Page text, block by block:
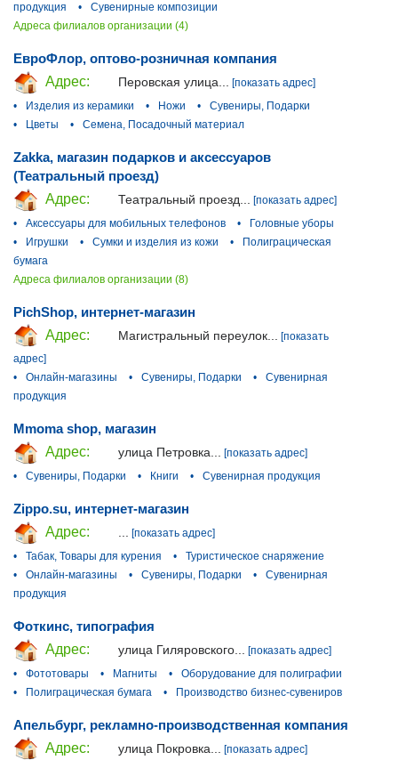
продукция
•
Сувенирные композиции
Адреса филиалов организации (4)
ЕвроФлор, оптово-розничная компания
Адрес:
Перовская улица...
[показать адрес]
•
Изделия из керамики • Ножи •
Сувениры, Подарки
•
Цветы • Семена, Посадочный материал
Zakka, магазин подарков и аксессуаров
(Театральный проезд)
Адрес:
Театральный проезд...
[показать адрес]
•
Аксессуары для мобильных телефонов •
Головные уборы
•
Игрушки • Сумки и изделия из кожи •
Полиграцическая
бумага
Адреса филиалов организации (8)
PichShop, интернет-магазин
Адрес:
Магистральный переулок...
[показать
адрес]
•
Онлайн-магазины • Сувениры, Подарки •
Сувенирная
продукция
Mmoma shop, магазин
Адрес:
улица Петровка... [показать адрес]
•
Сувениры, Подарки • Книги • Сувенирная продукция
Zippo.su, интернет-магазин
Адрес:
[показать адрес]
•
Табак, Товары для курения •
Туристическое снаряжение
•
Онлайн-магазины • Сувениры, Подарки •
Сувенирная
продукция
Фоткинс, типография
Адрес:
улица Гиляровского...
[показать адрес]
•
Фототовары • Магниты •
Оборудование для полиграфии
•
Полиграцическая бумага • Производство бизнес-сувениров
Апельбург, рекламно-производственная компания
Адрес:
улица Покровка... [показать адрес]